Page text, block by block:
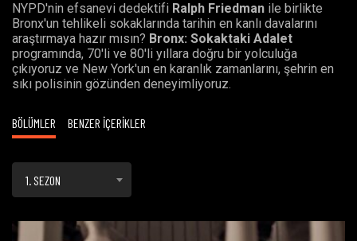
NYPD'nin efsanevi dedektifi Ralph Friedman ile birlikte
Bronx'un tehlikeli sokaklarında tarihin en kanlı davalarını
araştırmaya hazır mısın? Bronx: Sokaktaki Adalet
programında, 70'li ve 80'li yıllara doğru bir yolculuğa
çıkıyoruz ve New York'un en karanlık zamanlarını, şehrin en
sıkı polisinin gözünden deneyimliyoruz.
BÖLÜMLER BENZER İÇERİKLER
1. SEZON